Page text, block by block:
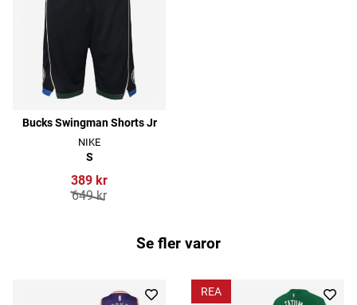
Bucks Swingman Shorts Jr
NIKE
S
389 kr
649 kr
Se fler varor
REA